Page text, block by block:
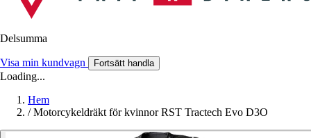
Delsumma
Visa min kundvagn Fortsätt handla
Loading...
Hem
/ Motorcykeldräkt för kvinnor RST Tractech Evo D3O